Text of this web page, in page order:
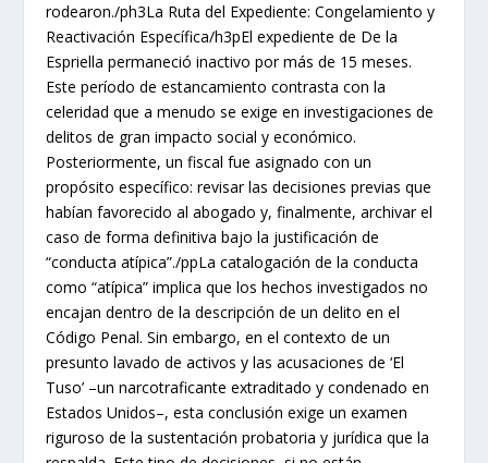
rodearon./ph3La Ruta del Expediente: Congelamiento y
Reactivación Específica/h3pEl expediente de De la
Espriella permaneció inactivo por más de 15 meses.
Este período de estancamiento contrasta con la
celeridad que a menudo se exige en investigaciones de
delitos de gran impacto social y económico.
Posteriormente, un fiscal fue asignado con un
propósito específico: revisar las decisiones previas que
habían favorecido al abogado y, finalmente, archivar el
caso de forma definitiva bajo la justificación de
“conducta atípica”./ppLa catalogación de la conducta
como “atípica” implica que los hechos investigados no
encajan dentro de la descripción de un delito en el
Código Penal. Sin embargo, en el contexto de un
presunto lavado de activos y las acusaciones de ‘El
Tuso’ –un narcotraficante extraditado y condenado en
Estados Unidos–, esta conclusión exige un examen
riguroso de la sustentación probatoria y jurídica que la